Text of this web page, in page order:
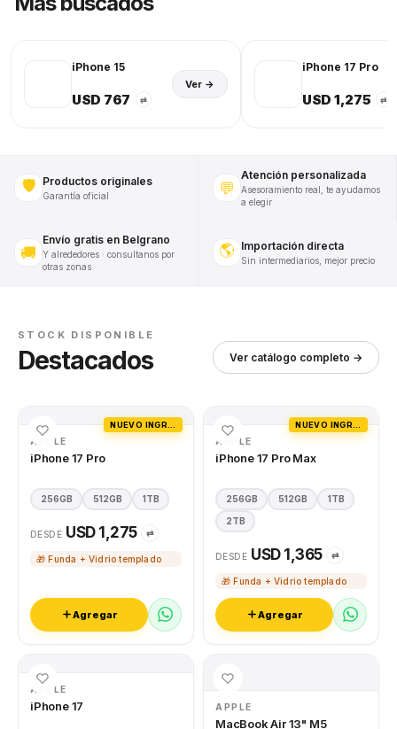
iPhone 15
USD 767 ⇄
Ver →
iPhone 17 Pro
USD 1,275 ⇄
🛡️ Productos originales
Garantía oficial 💬
Atención personalizada
Asesoramiento real, te ayudamos
a elegir
🚚
Envío gratis en Belgrano
Y alrededores · consultanos por
otras zonas
🌎 Importación directa
Sin intermediarios, mejor precio
STOCK DISPONIBLE
Destacados Ver catálogo completo →
APPLE
iPhone 17 Pro
256GB 512GB 1TB
DESDE USD 1,275 ⇄
🎁 Funda + Vidrio templado
Agregar
APPLE
iPhone 17 Pro Max
256GB 512GB 1TB
2TB
DESDE USD 1,365 ⇄
🎁 Funda + Vidrio templado
Agregar
APPLE
iPhone 17 APPLE
MacBook Air 13" M5